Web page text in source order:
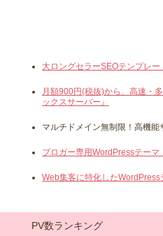
大ロングセラーSEOテンプレー
月額900円(税抜)から、高速・
ックスサーバー』
マルチドメイン無制限！高機能
ブロガー専用WordPressテーマ
Web集客に特化したWordPress
PV数ランキング